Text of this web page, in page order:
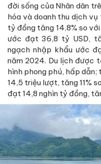
đời sống của Nhân dân
hóa và doanh thu dịch
tỷ đồng tăng 14,8% so
ước đạt 36,8 tỷ USD,
ngạch nhập khẩu ước
năm 2024. Du lịch được
hình phong phú, hấp
14,5 triệu lượt, tăng 11%
đạt 14,8 nghìn tỷ đồng,